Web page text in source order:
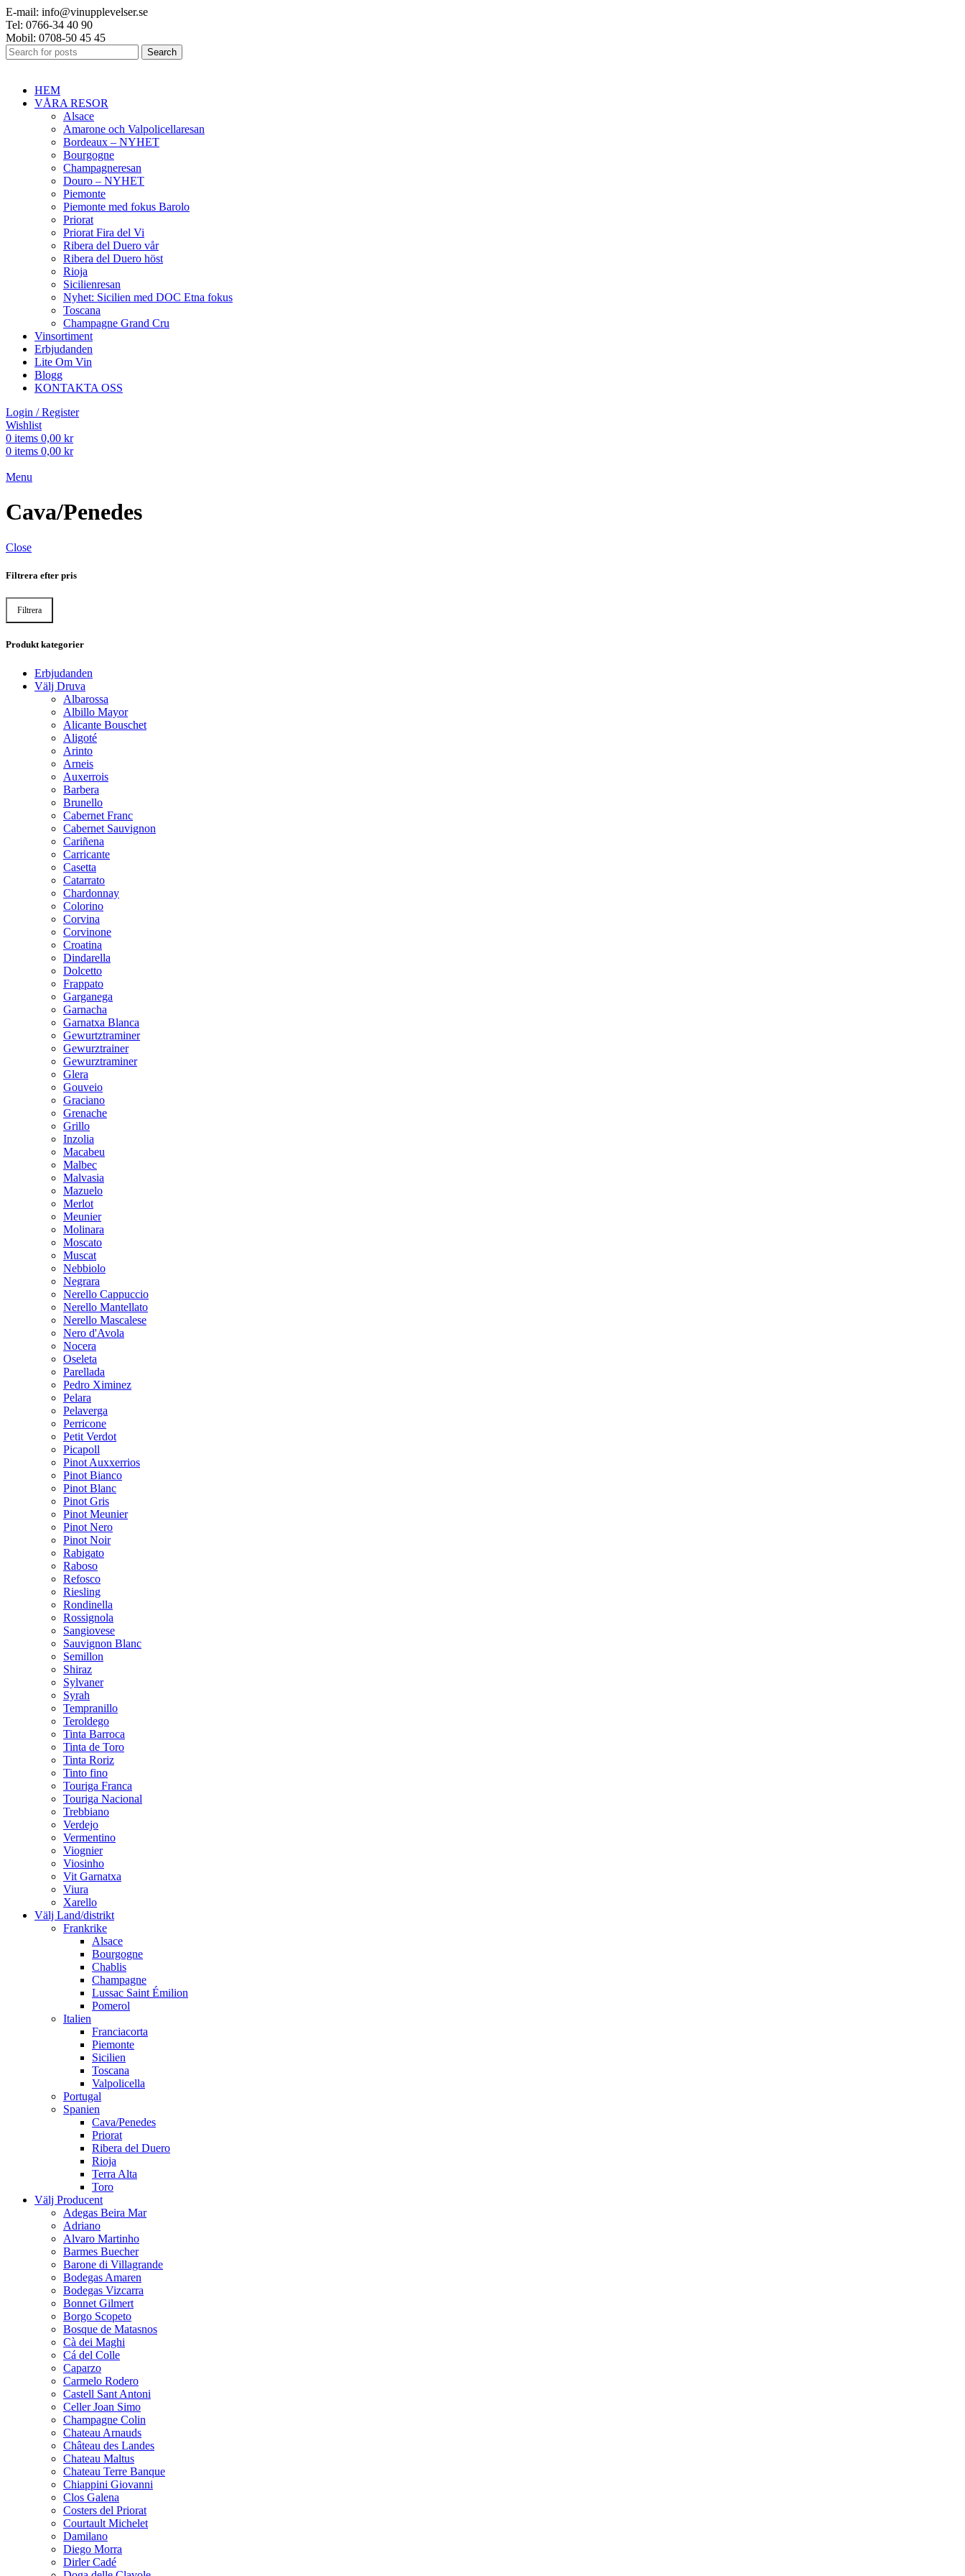
E-mail: info@vinupplevelser.se
Tel: 0766-34 40 90
Mobil: 0708-50 45 45
Search
HEM
VÅRA RESOR
Alsace
Amarone och Valpolicellaresan
Bordeaux – NYHET
Bourgogne
Champagneresan
Douro – NYHET
Piemonte
Piemonte med fokus Barolo
Priorat
Priorat Fira del Vi
Ribera del Duero vår
Ribera del Duero höst
Rioja
Sicilienresan
Nyhet: Sicilien med DOC Etna fokus
Toscana
Champagne Grand Cru
Vinsortiment
Erbjudanden
Lite Om Vin
Blogg
KONTAKTA OSS
Login / Register
Wishlist
0 items 0,00 kr
0 items 0,00 kr
Menu
Cava/Penedes
Close
Filtrera efter pris
Min
Max
Filtrera
Produkt kategorier
Erbjudanden
Välj Druva
Albarossa
Albillo Mayor
Alicante Bouschet
Aligoté
Arinto
Arneis
Auxerrois
Barbera
Brunello
Cabernet Franc
Cabernet Sauvignon
Cariñena
Carricante
Casetta
Catarrato
Chardonnay
Colorino
Corvina
Corvinone
Croatina
Dindarella
Dolcetto
Frappato
Garganega
Garnacha
Garnatxa Blanca
Gewurtztraminer
Gewurztrainer
Gewurztraminer
Glera
Gouveio
Graciano
Grenache
Grillo
Inzolia
Macabeu
Malbec
Malvasia
Mazuelo
Merlot
Meunier
Molinara
Moscato
Muscat
Nebbiolo
Negrara
Nerello Cappuccio
Nerello Mantellato
Nerello Mascalese
Nero d'Avola
Nocera
Oseleta
Parellada
Pedro Ximinez
Pelara
Pelaverga
Perricone
Petit Verdot
Picapoll
Pinot Auxxerrios
Pinot Bianco
Pinot Blanc
Pinot Gris
Pinot Meunier
Pinot Nero
Pinot Noir
Rabigato
Raboso
Refosco
Riesling
Rondinella
Rossignola
Sangiovese
Sauvignon Blanc
Semillon
Shiraz
Sylvaner
Syrah
Tempranillo
Teroldego
Tinta Barroca
Tinta de Toro
Tinta Roriz
Tinto fino
Touriga Franca
Touriga Nacional
Trebbiano
Verdejo
Vermentino
Viognier
Viosinho
Vit Garnatxa
Viura
Xarello
Välj Land/distrikt
Frankrike
Alsace
Bourgogne
Chablis
Champagne
Lussac Saint Émilion
Pomerol
Italien
Franciacorta
Piemonte
Sicilien
Toscana
Valpolicella
Portugal
Spanien
Cava/Penedes
Priorat
Ribera del Duero
Rioja
Terra Alta
Toro
Välj Producent
Adegas Beira Mar
Adriano
Alvaro Martinho
Barmes Buecher
Barone di Villagrande
Bodegas Amaren
Bodegas Vizcarra
Bonnet Gilmert
Borgo Scopeto
Bosque de Matasnos
Cà dei Maghi
Cá del Colle
Caparzo
Carmelo Rodero
Castell Sant Antoni
Celler Joan Simo
Champagne Colin
Chateau Arnauds
Château des Landes
Chateau Maltus
Chateau Terre Banque
Chiappini Giovanni
Clos Galena
Costers del Priorat
Courtault Michelet
Damilano
Diego Morra
Dirler Cadé